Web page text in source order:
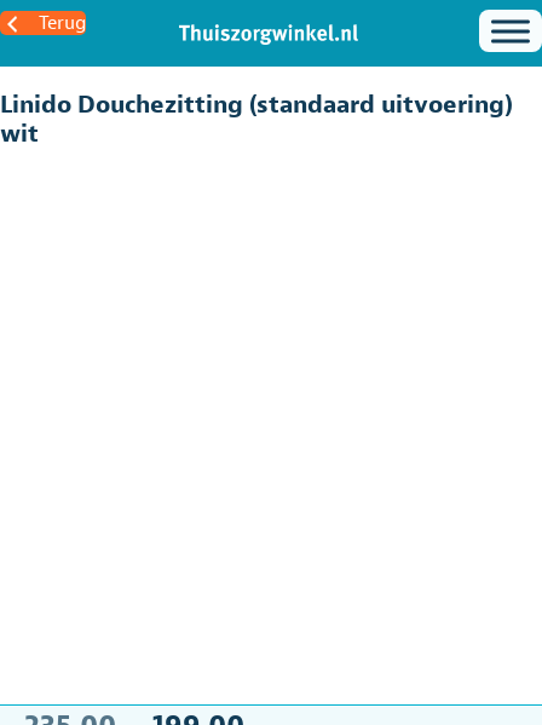
Terug
Linido Douchezitting (standaard uitvoering)
wit